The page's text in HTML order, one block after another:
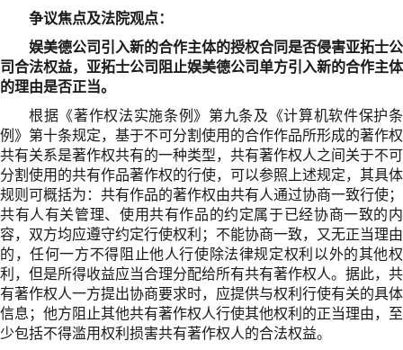
争议焦点及法院观点：
娱美德公司引入新的合作主体的授权合同是否侵害亚拓士公
司合法权益，亚拓士公司阻止娱美德公司单方引入新的合作主体
的理由是否正当。
根据《著作权法实施条例》第九条及《计算机软件保护条
例》第十条规定，基于不可分割使用的合作作品所形成的著作权
共有关系是著作权共有的一种类型，共有著作权人之间关于不可
分割使用的共有作品著作权的行使，可以参照上述规定，其具体
规则可概括为：共有作品的著作权由共有人通过协商一致行使；
共有人有关管理、使用共有作品的约定属于已经协商一致的内
容，双方均应遵守约定行使权利；不能协商一致，又无正当理由
的，任何一方不得阻止他人行使除法律规定权利以外的其他权
利，但是所得收益应当合理分配给所有共有著作权人。据此，共
有著作权人一方提出协商要求时，应提供与权利行使有关的具体
信息；他方阻止其他共有著作权人行使其他权利的正当理由，至
少包括不得滥用权利损害共有著作权人的合法权益。